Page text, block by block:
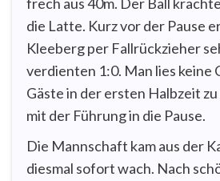
die Latte. Kurz vor der Pause
Kleeberg per Fallrückzieher
verdienten 1:0. Man lies keine
Gäste in der ersten Halbzeit
mit der Führung in die Pause.
Die Mannschaft kam aus der
diesmal sofort wach. Nach